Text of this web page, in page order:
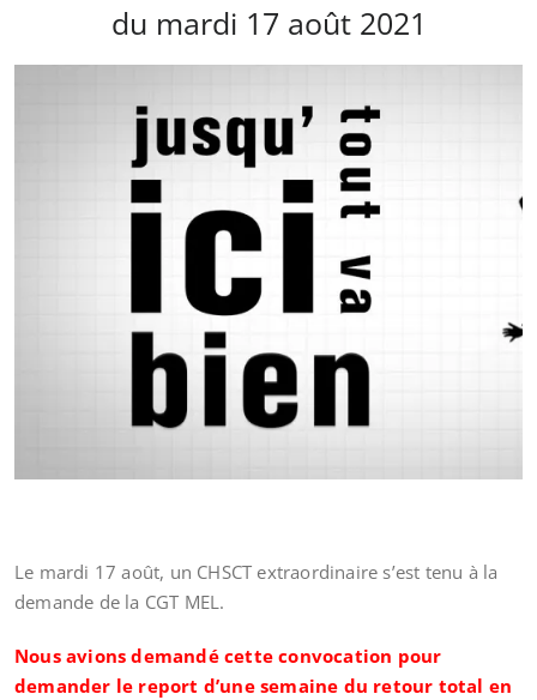
du mardi 17 août 2021
Le mardi 17 août, un CHSCT extraordinaire s’est tenu à la
demande de la CGT MEL.
Nous avions demandé cette convocation pour
demander le report d’une semaine du retour total en